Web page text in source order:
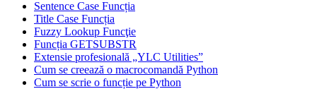
Sentence Case Funcția
Title Case Funcția
Fuzzy Lookup Funcţie
Funcția GETSUBSTR
Extensie profesională „YLC Utilities”
Cum se creează o macrocomandă Python
Cum se scrie o funcție pe Python